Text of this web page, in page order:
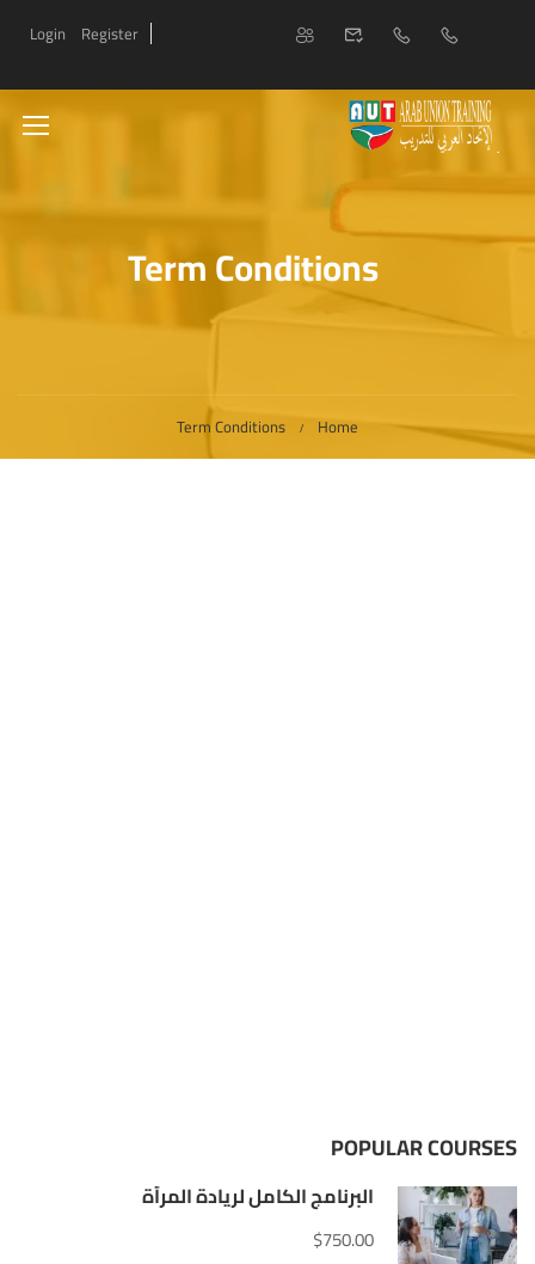
Register
Login
Term Conditions
Home
Term Conditions
POPULAR COURSES
البرنامج الكامل لريادة المرأة
$750.00